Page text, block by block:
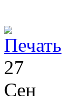
27
Сен